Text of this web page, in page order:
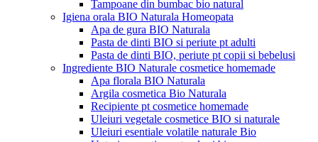
Tampoane din bumbac bio natural
Igiena orala BIO Naturala Homeopata
Apa de gura BIO Naturala
Pasta de dinti BIO si periute pt adulti
Pasta de dinti BIO, periute pt copii si bebelusi
Ingrediente BIO Naturale cosmetice homemade
Apa florala BIO Naturala
Argila cosmetica Bio Naturala
Recipiente pt cosmetice homemade
Uleiuri vegetale cosmetice BIO si naturale
Uleiuri esentiale volatile naturale Bio